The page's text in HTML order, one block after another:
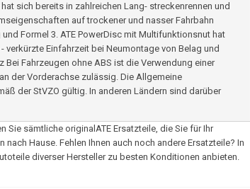
sich bereits in zahlreichen Lang- streckenrennen und
auf trockener und nasser Fahrbahn
Formel 3. ATE PowerDisc mit Multifunktionsnut hat
verkürzte Einfahrzeit bei Neumontage von Belag und
Fahrzeugen ohne ABS ist die Verwendung einer
der Vorderachse zulässig. Die Allgemeine
der StVZO gültig. In anderen Ländern sind darüber
Sie sämtliche originalATE Ersatzteile, die Sie für Ihr
Hause. Fehlen Ihnen auch noch andere Ersatzteile? In
diverser Hersteller zu besten Konditionen anbieten.